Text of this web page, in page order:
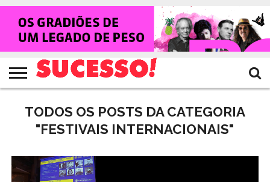
HOME
NOTÍCIAS
SHOWS
ENTREVISTAS
CLIQUES
RANKING
CROWLEY
TV
SUCESSO!
REVISTA
SUCESSO!
TODOS OS POSTS DA CATEGORIA
"FESTIVAIS INTERNACIONAIS"